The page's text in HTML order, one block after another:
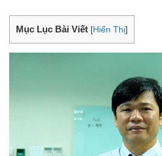
Mục Lục Bài Viết [Hiển Thị]